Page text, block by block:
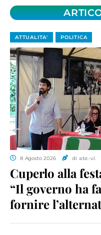
ATTUALITA' POLITICA
8 Agosto 2026 di a.te.-v.l.
Cuperlo alla
“Il governo ha
fornire